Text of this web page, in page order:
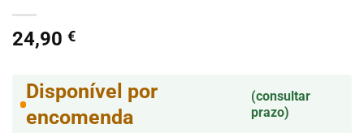
24,90 €
Disponível por
encomenda
(consultar
prazo)